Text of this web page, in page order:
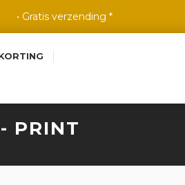
• Gratis verzending *
PRINT